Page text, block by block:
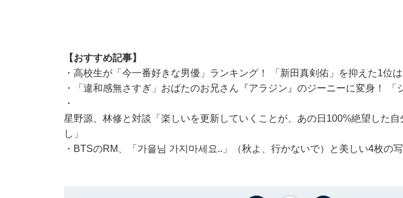
【おすすめ記事】
・ 高校生が「今一番好きな男優」ランキング！ 「新田真剣佑」を抑えた1位は
・
「違和感無さすぎ」おばたのお兄さん『アラジン』のジーニーに変身！ 「
・
星野源、林修と対談「楽しいを更新していくことが、あの日100%絶望した自
し」
・ BTSのRM、「가을님 가지마세요..」（秋よ、行かないで）と美しい4枚の